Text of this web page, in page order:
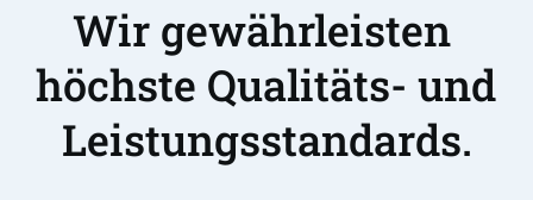
Wir gewährleisten
höchste Qualitäts- und
Leistungsstandards.